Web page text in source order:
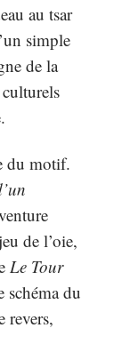
au tsar
simple
de la
du motif.
de l’oie,
Le Tour
schéma du
revers,